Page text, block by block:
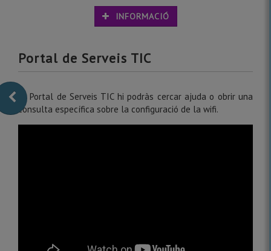
INFORMACIÓ
Portal de Serveis TIC
Al Portal de Serveis TIC hi podràs cercar ajuda o obrir una
consulta específica sobre la configuració de la wifi.